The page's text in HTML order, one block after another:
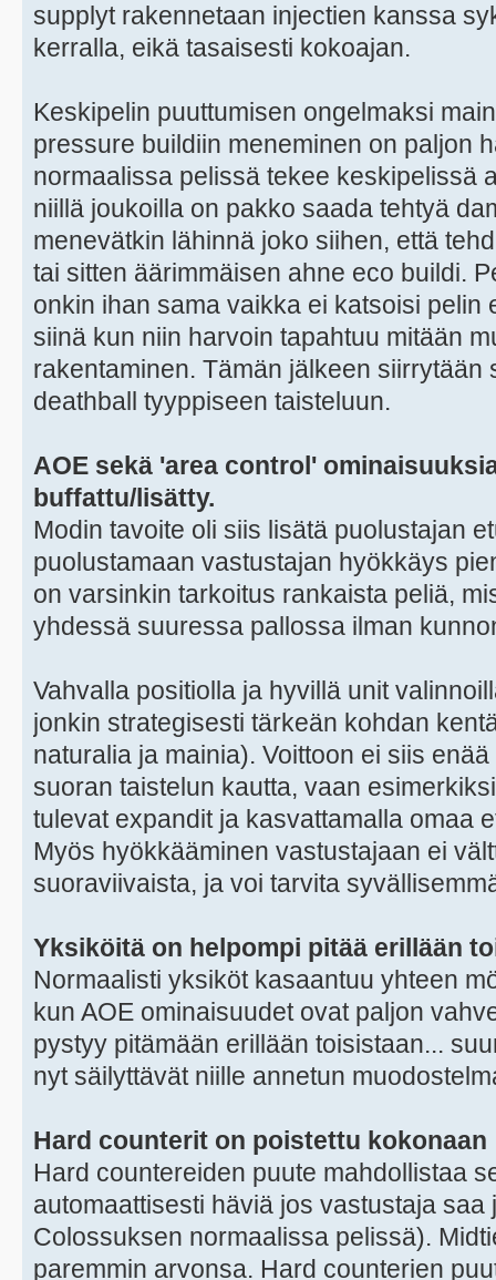
supplyt rakennetaan injectien kanssa
kerralla, eikä tasaisesti kokoajan.
Keskipelin puuttumisen ongelmaksi
pressure buildiin meneminen on paljon
normaalissa pelissä tekee keskipelissä
niillä joukoilla on pakko saada tehtyä
menevätkin lähinnä joko siihen, että
tai sitten äärimmäisen ahne eco buildi.
onkin ihan sama vaikka ei katsoisi pelin
siinä kun niin harvoin tapahtuu mitään
rakentaminen. Tämän jälkeen siirrytään
deathball tyyppiseen taisteluun.
AOE sekä 'area control'
buffattu/lisätty.
Modin tavoite oli siis lisätä puolustajan
puolustamaan vastustajan hyökkäys
on varsinkin tarkoitus rankaista peliä,
yhdessä suuressa pallossa ilman
Vahvalla positiolla ja hyvillä unit
jonkin strategisesti tärkeän kohdan
naturalia ja mainia). Voittoon ei siis
suoran taistelun kautta, vaan
tulevat expandit ja kasvattamalla omaa
Myös hyökkääminen vastustajaan ei
suoraviivaista, ja voi tarvita
Yksiköitä on helpompi pitää erillään
Normaalisti yksiköt kasaantuu yhteen
kun AOE ominaisuudet ovat paljon
pystyy pitämään erillään toisistaan...
nyt säilyttävät niille annetun
Hard counterit on poistettu kokonaan
Hard countereiden puute mahdollistaa
automaattisesti häviä jos vastustaja
Colossuksen normaalissa pelissä).
paremmin arvonsa. Hard counterien